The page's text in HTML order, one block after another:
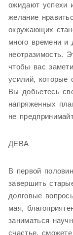
ожидают успехи
желание
окружающих
много времени и
неотразимость.
чтобы вас
усилий, которые
Вы добьетесь
напряженных
не
ДЕВА
В первой
завершить
долговые
мая,
заниматься
счастье,